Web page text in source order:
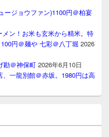
ージョウファン)1100円＠柏宴
ン！お米も玄米から精米。特
円＠麺や 七彩＠八丁堀 2026
勘＠神保町 2026年6月10日
一龍別館＠赤坂。1980円は高